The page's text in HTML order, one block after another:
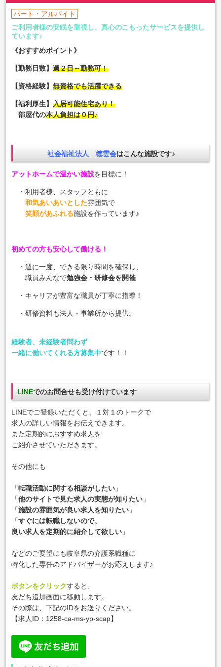
パート・アルバイト
ご利用者様の安眠を重視し、真心のこもったサービスを提供し
ています♪
《おすすめポイント》
【勤務日数】週２日～勤務可！
【資格経験】無資格でも活躍できる
【福利厚生】入居可能住宅あり！
部屋代の本人負担は０円♪
社会福祉法人 徳雲会はこんな施設です♪
アットホームで温かい施設を目標に！
・利用者様、スタッフともに
和気あいあいとした雰囲気で
笑顔があふれる施設を作っています♪
初めての方も安心して働ける！
・週に一度、できる限り時間を確保し、
職員みんなで勉強会・研修会を開催
・ キャリアが豊富な職員が丁寧に指導！
・研修資料も法人・事業所から提供。
経験者、未経験者問わず
一緒に働いてくれる方募集中です！！
LINEでのお問合せも受け付けています
LINEでご登録いただくと、１対１のトークで
求人の詳しい情報をお伝えできます。
また定期的におすすめ求人を
ご紹介させていただきます。
その他にも
「転職活動に関する相談がしたい 」
「他のサイトで見た求人の実態が知りたい 」
「施設の雰囲気が良い求人を知りたい 」
「すぐには転職しないので、
良い求人を定期的に紹介して欲しい 」
などのご要望にも岐阜県の介護系職種に
特化した専任のアドバイザーがお応えします♪
ボタンをクリックすると、
友だち追加画面に移動します。
その際は、下記のIDをお送りください。
【求人ID： 1258-ca-ms-yp-scap】